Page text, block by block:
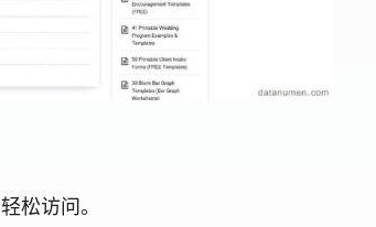
松访问。